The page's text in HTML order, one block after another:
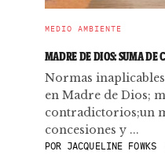
MEDIO AMBIENTE
MADRE DE DIOS: SUMA DE
Normas
en Madre de Dios;
contradictorios;un
concesiones y ...
PORJACQUELINE FOWKS